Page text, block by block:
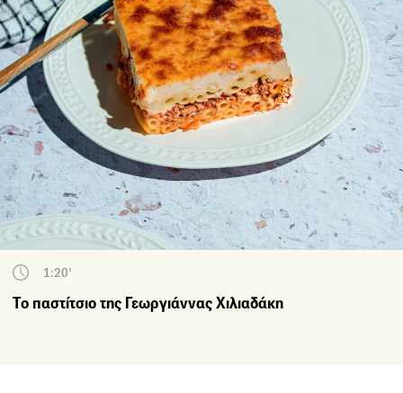
1:20'
Το παστίτσιο της Γεωργιάννας Χιλιαδάκη